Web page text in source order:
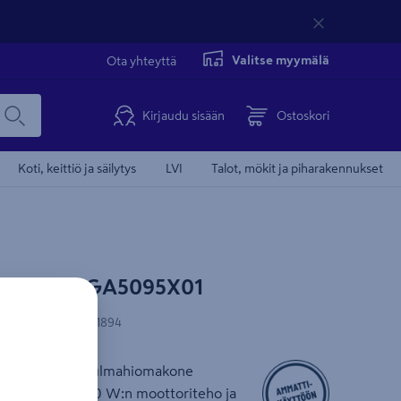
Ota yhteyttä Valitse myymälä
Kirjaudu sisään Ostoskori
Koti, keittiö ja säilytys LVI Talot, mökit ja piharakennukset
Makita GA5095X01
88381771894
soveltuva kulmahiomakone
Tehokas 1900 W:n moottoriteho ja